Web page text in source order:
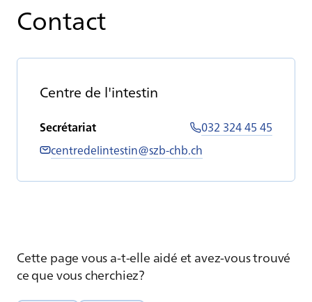
Contact
Centre de l'in­tes­tin
Secrétariat
032 324 45 45
centredelintestin@szb-chb.ch
Cette page vous a-t-elle aidé et avez-vous trouvé
ce que vous cherchiez?